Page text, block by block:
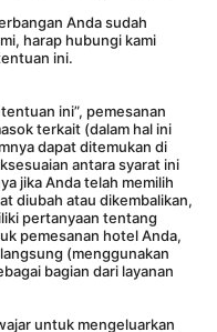
harap hubungi kami
ini.
terkait (dalam hal ini
dapat ditemukan di
antara syarat ini
jika Anda telah memilih
diubah atau dikembalikan,
pertanyaan tentang
pemesanan hotel Anda,
(menggunakan
bagian dari layanan